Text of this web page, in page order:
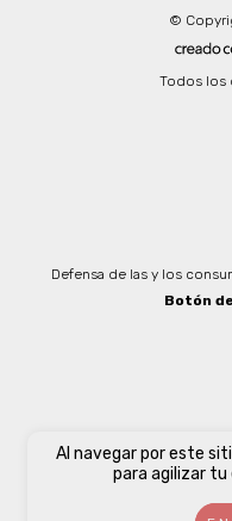
Al navegar por este
para agilizar tu
©
Todos los
Defensa de las y los
Botón